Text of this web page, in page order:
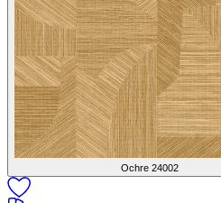
Ochre 24002